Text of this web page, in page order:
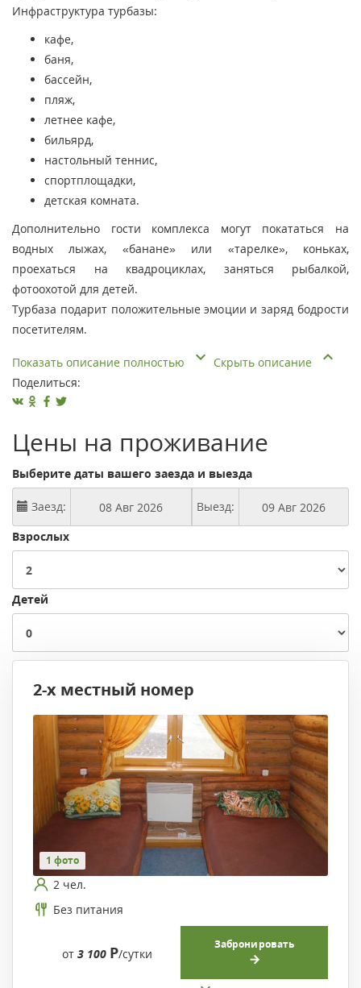
Инфраструктура турбазы:
кафе,
баня,
бассейн,
пляж,
летнее кафе,
бильярд,
настольный теннис,
спортплощадки,
детская комната.
Дополнительно гости комплекса могут покататься на
водных лыжах, «банане» или «тарелке», коньках,
проехаться на квадроциклах, заняться рыбалкой,
фотоохотой для детей.
Турбаза подарит положительные эмоции и заряд бодрости
посетителям.
Показать описание полностью
Скрыть описание
Поделиться:
Цены на проживание
Выберите даты вашего заезда и выезда
Заезд:
Выезд:
Взрослых
Детей
2-х местный номер
1 фото
2 чел.
Без питания
от 3 100 Р/сутки
Забронировать